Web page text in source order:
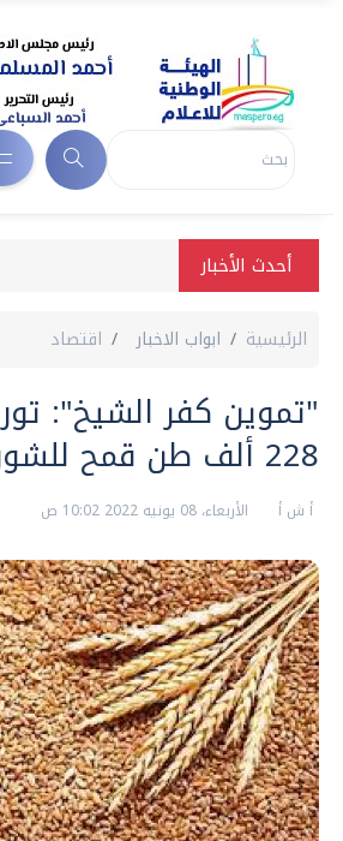
أحدث الأخبار
الرئيسية ابواب الاخبار اقتصاد
"تموين كفر الشيخ":
228 ألف طن قمح للشون والصوامع
أ ش أ الأربعاء، 08 يونيه 2022 10:02 ص